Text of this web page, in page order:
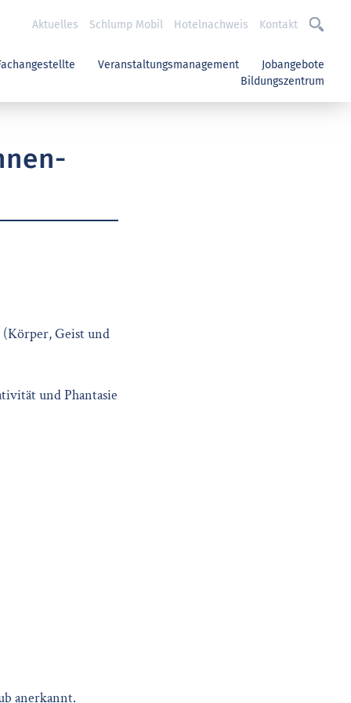
Aktuelles Schlump Mobil Hotelnachweis Kontakt
Veranstaltungsmanagement
Jobangebote
Bildungszentrum
(Körper, Geist und
und Phantasie
anerkannt.